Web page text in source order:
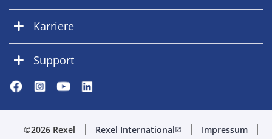
Karriere
Support
©2026 Rexel Rexel Internationalopen_in_new Impressum